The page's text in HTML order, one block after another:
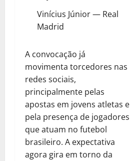
Vinícius Júnior — Real
Madrid
A convocação já
movimenta torcedores nas
redes sociais,
principalmente pelas
apostas em jovens atletas e
pela presença de jogadores
que atuam no futebol
brasileiro. A expectativa
agora gira em torno da